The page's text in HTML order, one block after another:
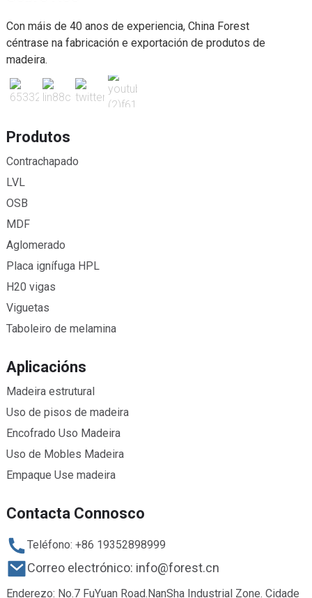
Con máis de 40 anos de experiencia, China Forest
céntrase na fabricación e exportación de produtos de
madeira.
Produtos
Contrachapado
LVL
OSB
MDF
Aglomerado
Placa ignífuga HPL
H20 vigas
Viguetas
Taboleiro de melamina
Aplicacións
Madeira estrutural
Uso de pisos de madeira
Encofrado Uso Madeira
Uso de Mobles Madeira
Empaque Use madeira
Contacta Connosco
Teléfono: +86 19352898999
Correo electrónico: info@forest.cn
Enderezo: No.7 FuYuan Road.NanSha Industrial Zone. Cidade